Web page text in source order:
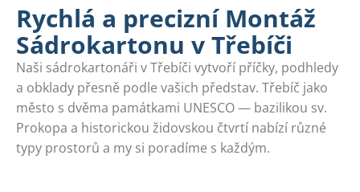
Rychlá a precizní Montáž
Sádrokartonu v Třebíči
Naši sádrokartonáři v Třebíči vytvoří příčky, podhledy
a obklady přesně podle vašich představ. Třebíč jako
město s dvěma památkami UNESCO — bazilikou sv.
Prokopa a historickou židovskou čtvrtí nabízí různé
typy prostorů a my si poradíme s každým.